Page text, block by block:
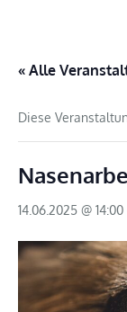
« Alle
Diese
14.06.2025 @ 14:00